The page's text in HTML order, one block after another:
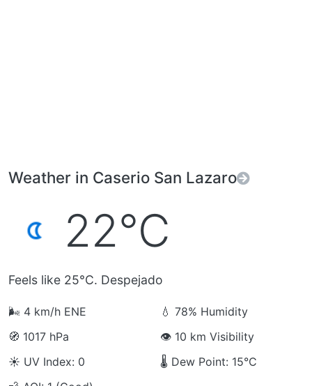
Weather in Caserio San Lazaro
22°C
Feels like 25°C. Despejado
🌬️ 4 km/h ENE 💧 78% Humidity
🧭 1017 hPa 👁️ 10 km Visibility
☀️ UV Index: 0 🌡️ Dew Point: 15°C